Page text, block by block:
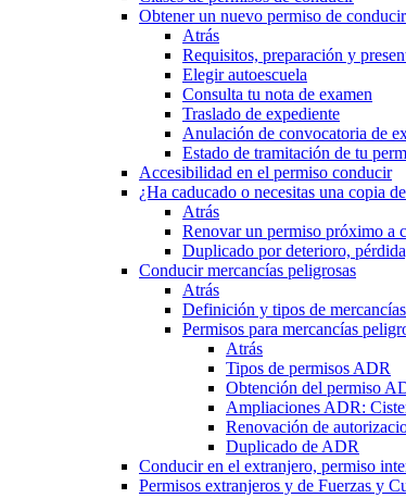
Obtener un nuevo permiso de conducir
Atrás
Requisitos, preparación y
Elegir autoescuela
Consulta tu nota de examen
Traslado de expediente
Anulación de convocatoria de
Estado de tramitación de tu
Accesibilidad en el permiso conducir
¿Ha caducado o necesitas una copia
Atrás
Renovar un permiso próximo a
Duplicado por deterioro,
Conducir mercancías peligrosas
Atrás
Definición y tipos de
Permisos para mercancías
Atrás
Tipos de permisos ADR
Obtención del permiso
Ampliaciones ADR:
Renovación de
Duplicado de ADR
Conducir en el extranjero, permiso
Permisos extranjeros y de Fuerzas y